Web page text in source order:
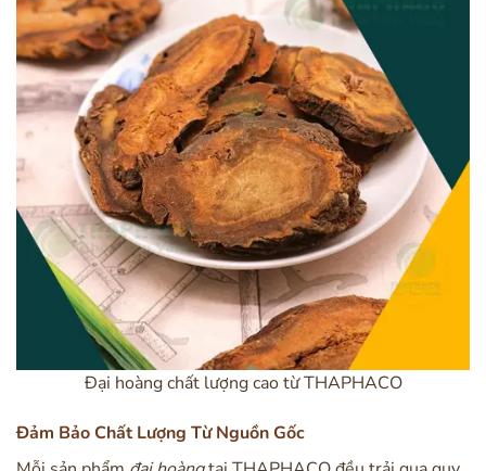
Đại hoàng chất lượng cao từ THAPHACO
Đảm Bảo Chất Lượng Từ Nguồn Gốc